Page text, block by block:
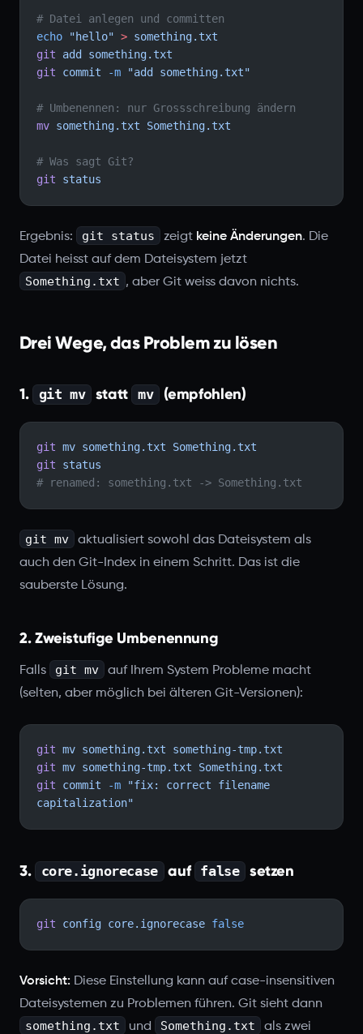
# Datei anlegen und committen
echo "hello" > something.txt
git add
something.txt
git commit -m "add something.txt"
# Umbenennen: nur Grossschreibung ändern
mv something.txt Something.txt
# Was sagt Git?
git status
Ergebnis: git status zeigt keine Änderungen. Die
Datei heisst auf dem Dateisystem jetzt
Something.txt , aber Git weiss davon nichts.
Drei Wege, das Problem zu lösen
1. git mv statt mv (empfohlen)
git mv something.txt Something.txt
git status
# renamed: something.txt -> Something.txt
git mv
aktualisiert sowohl das Dateisystem als
auch den Git-Index in einem Schritt. Das ist die
sauberste Lösung.
2. Zweistufige Umbenennung
Falls git mv
auf Ihrem System Probleme macht
(selten, aber möglich bei älteren Git-Versionen):
git mv something.txt something-tmp.txt
git mv something-tmp.txt Something.txt
git commit -m "fix: correct filename
capitalization"
3. core.ignorecase auf false setzen
git config core.ignorecase false
Vorsicht: Diese Einstellung kann auf case-insensitiven
Dateisystemen zu Problemen führen. Git sieht dann
something.txt
und Something.txt
als zwei